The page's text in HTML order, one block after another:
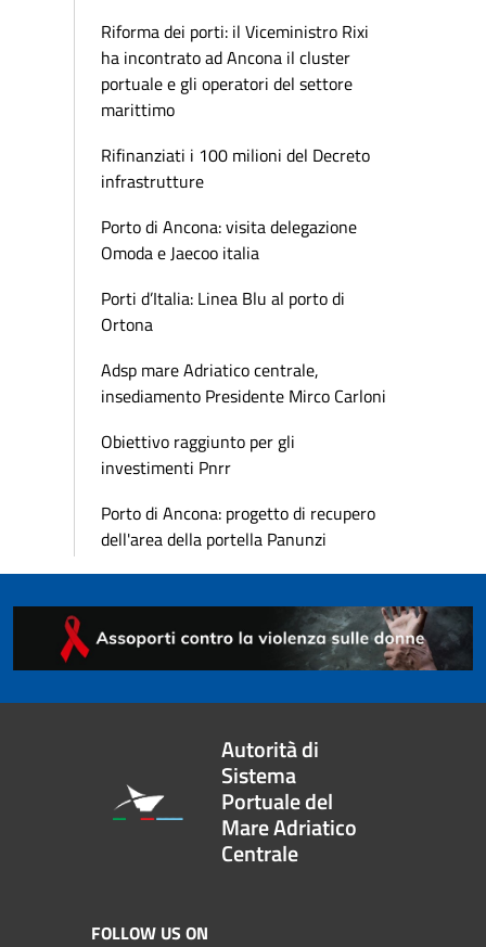
Riforma dei porti: il Viceministro Rixi
ha incontrato ad Ancona il cluster
portuale e gli operatori del settore
marittimo
Rifinanziati i 100 milioni del Decreto
infrastrutture
Porto di Ancona: visita delegazione
Omoda e Jaecoo italia
Porti d’Italia: Linea Blu al porto di
Ortona
Adsp mare Adriatico centrale,
insediamento Presidente Mirco Carloni
Obiettivo raggiunto per gli
investimenti Pnrr
Porto di Ancona: progetto di recupero
dell'area della portella Panunzi
Autorità di
Sistema
Portuale del
Mare Adriatico
Centrale
FOLLOW US ON